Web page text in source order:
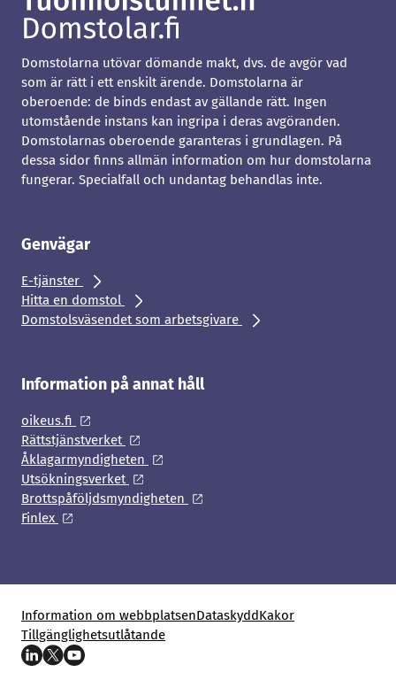
Domstolarna utövar dömande makt, dvs. de avgör vad
som är rätt i ett enskilt ärende. Domstolarna är
oberoende: de binds endast av gällande rätt. Ingen
utomstående instans kan ingripa i deras avgöranden.
Domstolarnas oberoende garanteras i grundlagen. På
dessa sidor finns allmän information om hur domstolarna
fungerar. Specialfall och undantag behandlas inte.
Genvägar
E-tjänster
Hitta en domstol
Domstolsväsendet som arbetsgivare
Information på annat håll
oikeus.fi
Rättstjänstverket
Åklagarmyndigheten
Utsökningsverket
Brottspåföljdsmyndigheten
Finlex
Information om webbplatsenDataskyddKakor
Tillgänglighetsutlåtande